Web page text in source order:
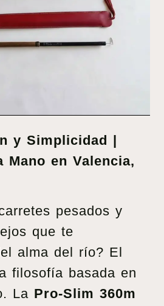
y Simplicidad |
Mano en Valencia,
pesados y
que te
alma del río? El
filosofía basada en
La Pro-Slim 360m